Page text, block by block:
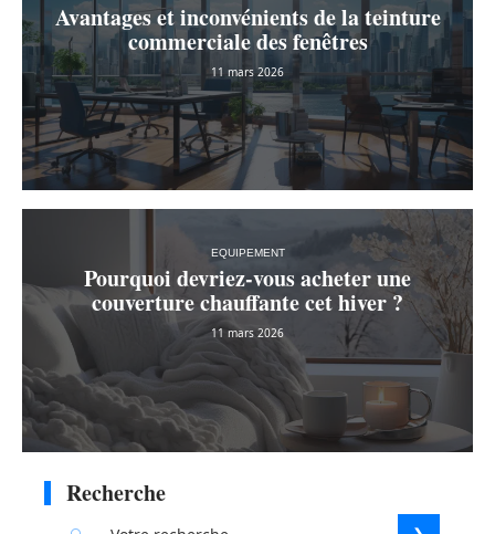
Avantages et inconvénients de la teinture
commerciale des fenêtres
11 mars 2026
EQUIPEMENT
Pourquoi devriez-vous acheter une
couverture chauffante cet hiver ?
11 mars 2026
Recherche